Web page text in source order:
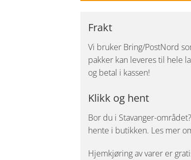
Frakt
Vi bruker Bring/PostNord
pakker kan leveres til hele
og betal i kassen!
Klikk og hent
Bor du i Stavanger-
hente i butikken. Les mer
Hjemkjøring av varer er